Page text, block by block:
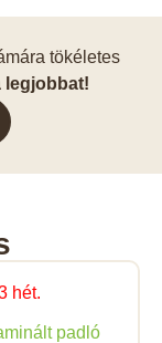
tökéletes
legjobbat!
hét.
padló